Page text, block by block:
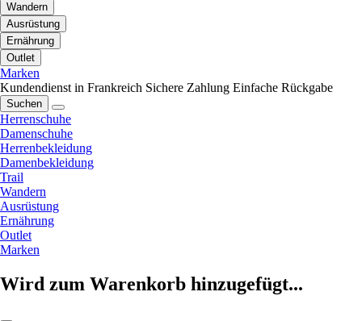
Wandern
Ausrüstung
Ernährung
Outlet
Marken
Kundendienst in Frankreich Sichere Zahlung Einfache Rückgabe
Suchen
Herrenschuhe
Damenschuhe
Herrenbekleidung
Damenbekleidung
Trail
Wandern
Ausrüstung
Ernährung
Outlet
Marken
Wird zum Warenkorb hinzugefügt...